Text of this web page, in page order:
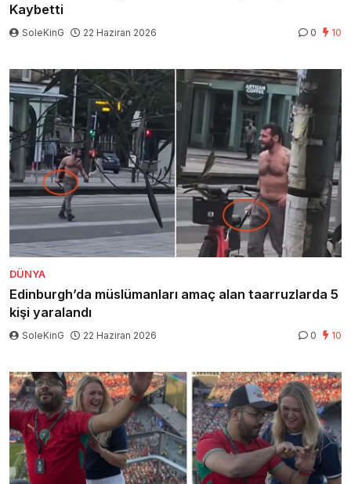
Kaybetti
SoleKinG 22 Haziran 2026 0 10
DÜNYA
Edinburgh’da müslümanları amaç alan taarruzlarda 5
kişi yaralandı
SoleKinG 22 Haziran 2026 0 10